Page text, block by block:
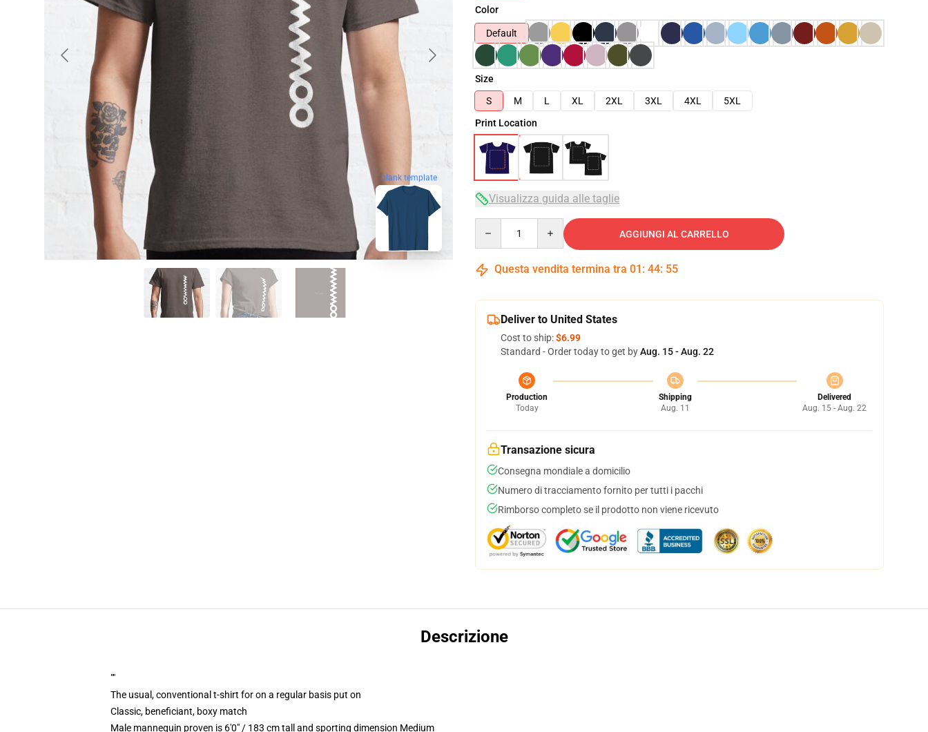
blank template
Color
Default
Size
S
M L XL 2XL 3XL 4XL
5XL
Print Location
Visualizza guida alle taglie
AGGIUNGI AL CARRELLO
Questa vendita termina tra 01 : 44: 54
Deliver to United States
Cost to ship:$6.99
Standard - Order today to get byAug. 15 - Aug. 22
Production
Today
Shipping
Aug. 11
Delivered
Aug. 15 - Aug. 22
Transazione sicura
Consegna mondiale a domicilio
Numero di tracciamento fornito per tutti i pacchi
Rimborso completo se il prodotto non viene ricevuto
Descrizione
""
The usual, conventional t-shirt for on a regular basis put on
Classic, beneficiant, boxy match
Male mannequin proven is 6'0" / 183 cm tall and sporting dimension Medium